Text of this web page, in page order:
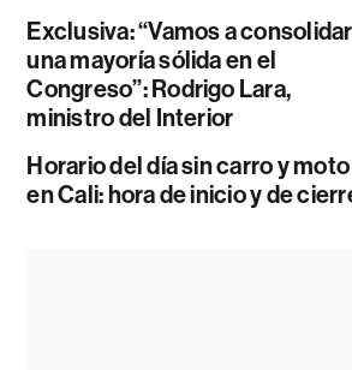
Exclusiva: “Vamos a consolidar
una mayoría sólida en el
Congreso”: Rodrigo Lara,
ministro del Interior
Horario del día sin carro y moto
en Cali: hora de inicio y de